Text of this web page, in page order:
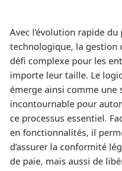
Avec l’évolution rapide du
technologique, la gestion
défi complexe pour les
importe leur taille. Le
émerge ainsi comme une
incontournable pour
ce processus essentiel.
en fonctionnalités, il
d’assurer la conformité
de paie, mais aussi de